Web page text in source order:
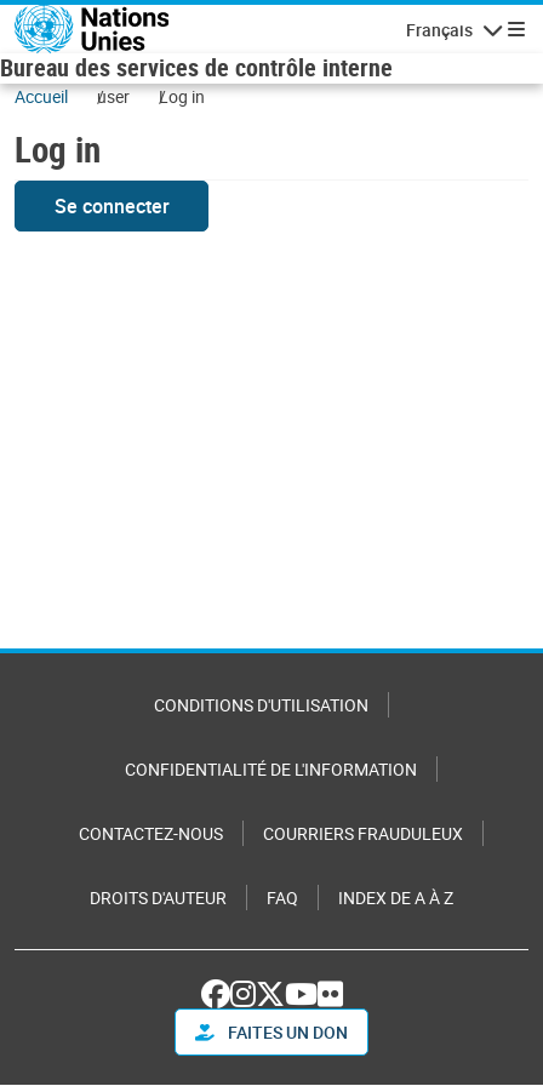
Skip to main content
Français
Bureau des services de contrôle interne
Accueil user Log in
Log in
Se connecter
CONDITIONS D'UTILISATION
CONFIDENTIALITÉ DE L'INFORMATION
CONTACTEZ-NOUS COURRIERS FRAUDULEUX
DROITS D'AUTEUR FAQ INDEX DE A À Z
FAITES UN DON